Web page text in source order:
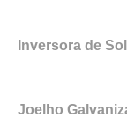
Inversora de
Joelho